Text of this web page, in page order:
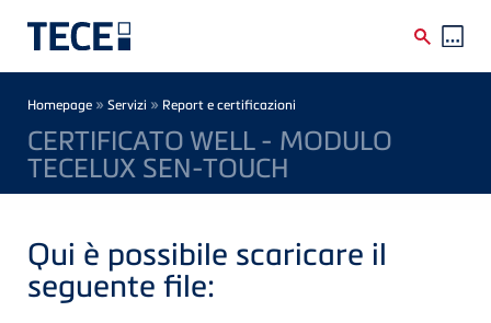
Breadcrumb
Homepage » Servizi » Report e certificazioni
CERTIFICATO WELL - MODULO
TECELUX SEN-TOUCH
Qui è possibile scaricare il
seguente file: